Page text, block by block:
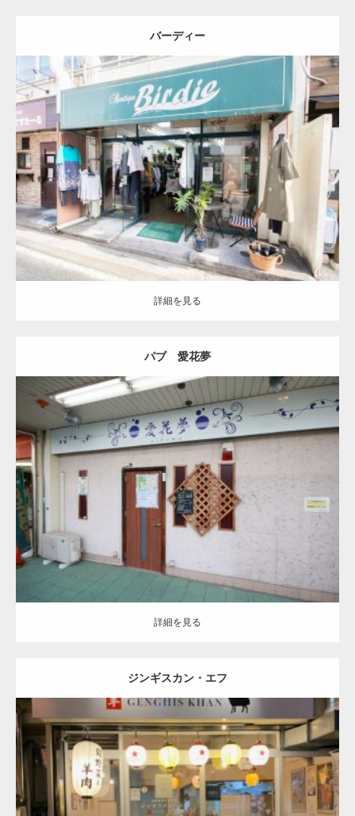
バーディー
更新:2026.08.07
詳細を見る
詳細を見る
パブ 愛花夢
更新:2021.05.18
詳細を見る
ジンギスカン・エフ
更新: 2026.08.07